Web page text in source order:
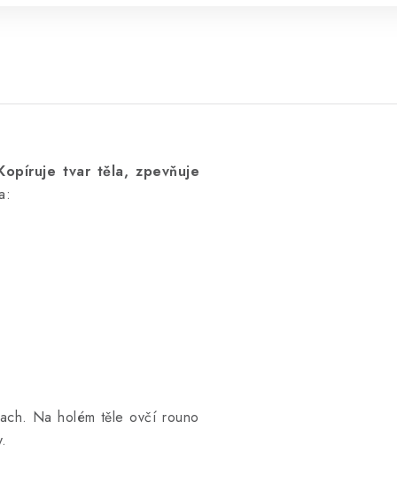
tvar těla, zpevňuje
Na holém těle ovčí rouno